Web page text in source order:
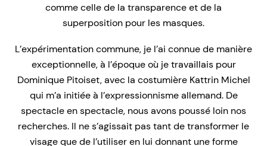
comme celle de la transparence et de la
superposition pour les masques.
L’expérimentation commune, je l’ai connue de manière
exceptionnelle, à l’époque où je travaillais pour
Dominique Pitoiset, avec la costumière Kattrin Michel
qui m’a initiée à l’expressionnisme allemand. De
spectacle en spectacle, nous avons poussé loin nos
recherches. Il ne s’agissait pas tant de transformer le
visage que de l’utiliser en lui donnant une forme